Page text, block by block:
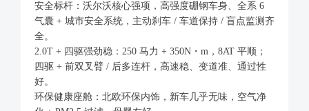
安全标杆：沃尔沃核心强项，高强度硼钢车身、全系 6
气囊 + 城市安全系统，主动刹车 / 车道保持 / 盲点监测齐
全。
2.0T + 四驱强劲稳：250 马力 + 350N・m，8AT 平顺；
四驱 + 前双叉臂 / 后多连杆，高速稳、变道准、通过性
好。
环保健康座舱：北欧环保内饰，新车几乎无味，空气净